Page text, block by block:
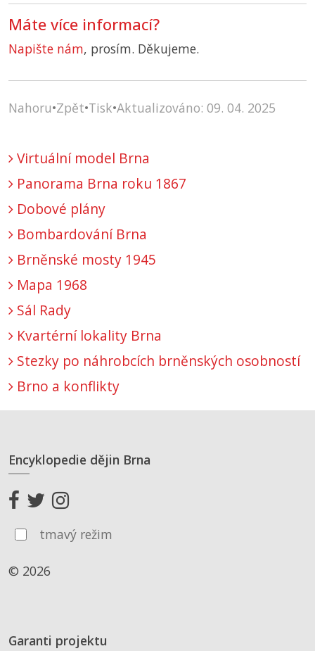
Máte více informací?
Napište nám, prosím. Děkujeme.
Nahoru•Zpět•Tisk•Aktualizováno: 09. 04. 2025
Virtuální model Brna
Panorama Brna roku 1867
Dobové plány
Bombardování Brna
Brněnské mosty 1945
Mapa 1968
Sál Rady
Kvartérní lokality Brna
Stezky po náhrobcích brněnských osobností
Brno a konflikty
Encyklopedie dějin Brna
tmavý režim
© 2026
Garanti projektu